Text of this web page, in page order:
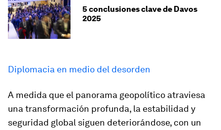
5 conclusiones clave de Davos
2025
Diplomacia en medio del desorden
A medida que el panorama geopolítico atraviesa
una transformación profunda, la estabilidad y
seguridad global siguen deteriorándose, con un